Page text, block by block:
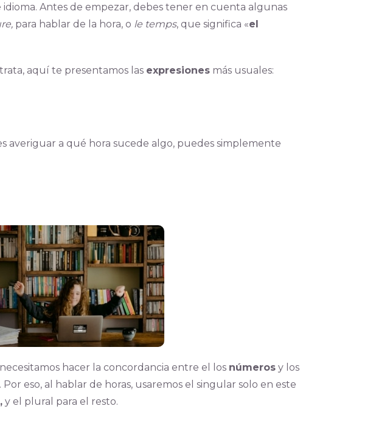
Antes de empezar, debes tener en cuenta algunas
para hablar de la hora, o le temps, que significa «el
aquí te presentamos las expresionesmás usuales:
averiguar a qué hora sucede algo, puedes simplemente
hacer la concordancia entre el los númerosy los
eso, al hablar de horas, usaremos el singular solo en este
y el plural para el resto.